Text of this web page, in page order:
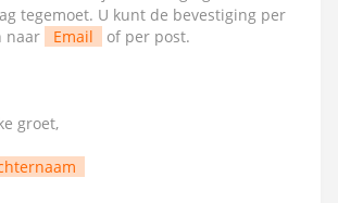
tegemoet. U kunt de bevestiging per
naar
Email of per post.
groet,